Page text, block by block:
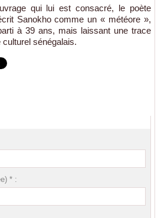
qui lui est consacré, le poète
Sanokho comme un « météore »,
à 39 ans, mais laissant une trace
sénégalais.
* :